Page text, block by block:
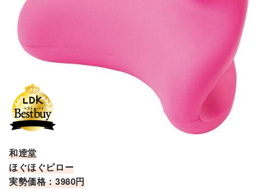
和逹堂
ほぐほぐピロー
実勢価格：3980円